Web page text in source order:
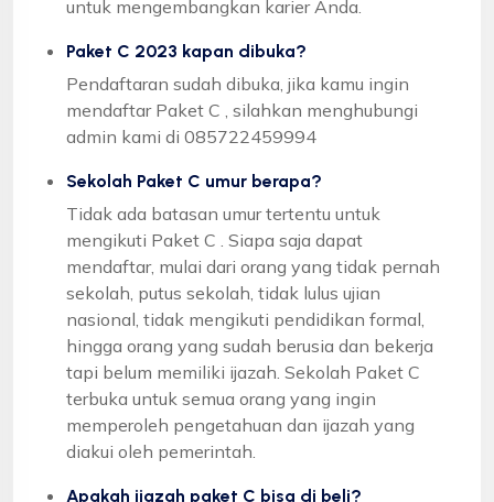
untuk mengembangkan karier Anda.
Paket C 2023 kapan dibuka?
Pendaftaran sudah dibuka, jika kamu ingin
mendaftar Paket C , silahkan menghubungi
admin kami di 085722459994
Sekolah Paket C umur berapa?
Tidak ada batasan umur tertentu untuk
mengikuti Paket C . Siapa saja dapat
mendaftar, mulai dari orang yang tidak pernah
sekolah, putus sekolah, tidak lulus ujian
nasional, tidak mengikuti pendidikan formal,
hingga orang yang sudah berusia dan bekerja
tapi belum memiliki ijazah. Sekolah Paket C
terbuka untuk semua orang yang ingin
memperoleh pengetahuan dan ijazah yang
diakui oleh pemerintah.
Apakah ijazah paket C bisa di beli?